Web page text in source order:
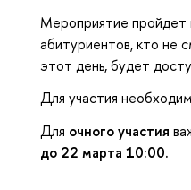
Мероприятие пройдет
абитуриентов, кто не
этот день, будет
Для участия
Для очного участия
до 22 марта 10:00.